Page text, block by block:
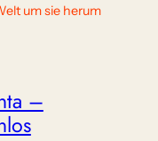
um sie herum
–